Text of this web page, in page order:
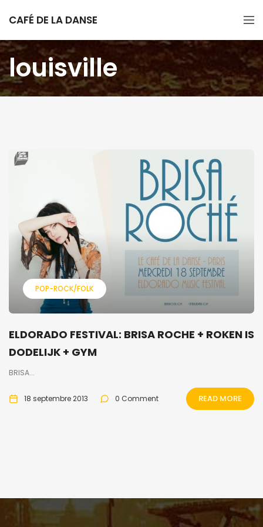
CAFÉ DE LA DANSE
louisville
POP-ROCK/FOLK
ELDORADO FESTIVAL: BRISA ROCHE + ROKEN IS
DODELIJK + GYM
BRISA...
18 septembre 2013 0 Comment READ MORE